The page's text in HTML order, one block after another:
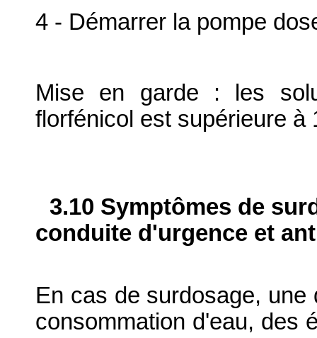
4 - Démarrer la pompe
Mise en garde : les
florfénicol est supérieure à
3.10 Symptômes de
conduite d'urgence et
En cas de surdosage,
consommation d'eau, des